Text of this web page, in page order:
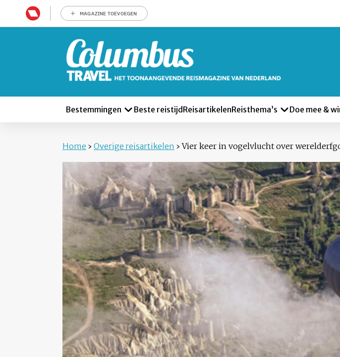
MAGAZINE TOEVOEGEN
Bestemmingen Beste reistijd ReisartikelenReisthema’s Doe mee &
Home › Overige reisartikelen › Vier keer in vogelvlucht over